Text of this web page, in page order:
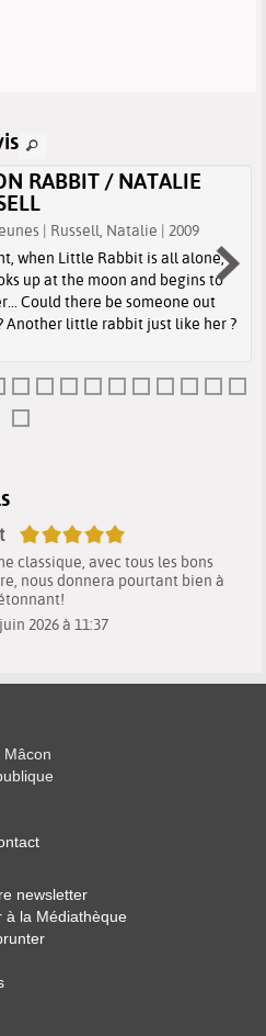
RABBIT / NATALIE
| Russell, Natalie | 2009
when Little Rabbit is all alone,
up at the moon and begins to
Could there be someone out
Another little rabbit just like her ?
5/5
classique, avec tous les bons
nous donnera pourtant bien à
2026 à 11:37
Mâcon
newsletter
à la Médiathèque